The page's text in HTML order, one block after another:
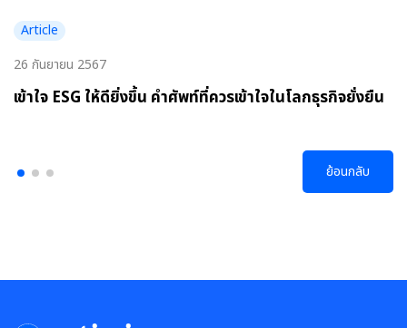
Article
26 กันยายน 2567
เข้าใจ ESG ให้ดียิ่งขึ้น คำศัพท์ที่ควรเข้าใจในโลกธุรกิจยั่งยืน
ย้อนกลับ